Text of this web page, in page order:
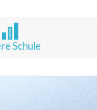
Schule